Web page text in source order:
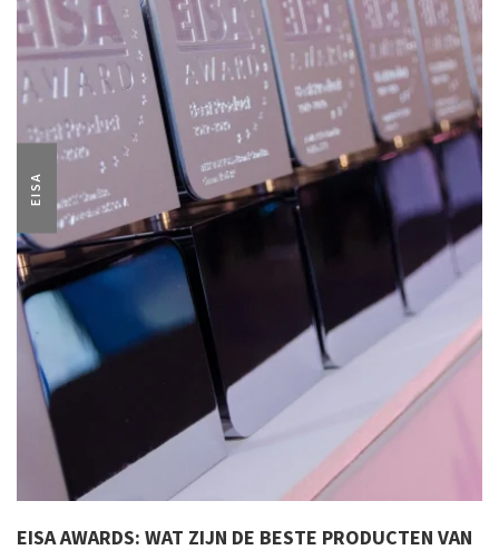
EISA
EISA AWARDS: WAT ZIJN DE BESTE PRODUCTEN VAN